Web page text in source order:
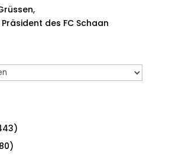
des FC Schaan